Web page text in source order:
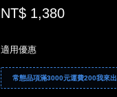
NT$ 1,380
適用優惠
常態品項滿3000元運費200我來出